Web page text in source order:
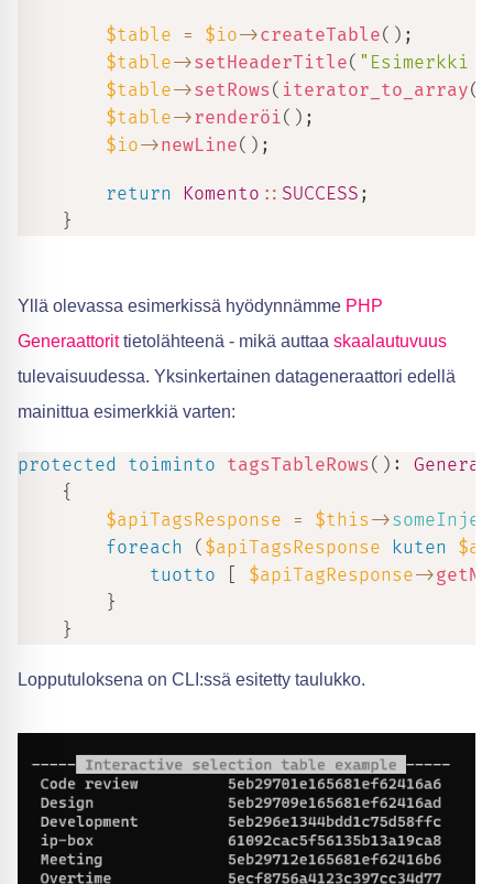
$table = $io->createTable( ) ;
$table->setHeaderTitle( "Esimerkki
$table->setRows( iterator_to_array(
$table->renderöi( ) ;
$io->newLine( ) ;
return Komento :: SUCCESS ;
}
Yllä olevassa esimerkissä hyödynnämme PHP
Generaattorittietolähteenä - mikä auttaa skaalautuvuus
tulevaisuudessa. Yksinkertainen datageneraattori edellä
mainittua esimerkkiä varten:
protected toiminto tagsTableRows( ) :
{
$apiTagsResponse
= $this ->
foreach
( $apiTagsResponse kuten
tuotto
$apiTagResponse->
}
}
Lopputuloksena on CLI:ssä esitetty taulukko.